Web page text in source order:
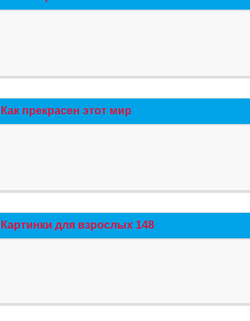
Как прекрасен этот мир
Картинки для взрослых 148